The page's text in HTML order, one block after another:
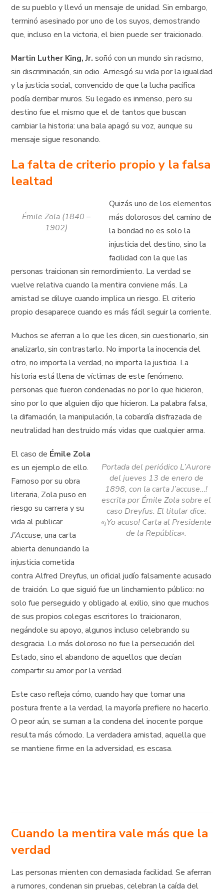
de su pueblo y llevó un mensaje de unidad. Sin embargo,
terminó asesinado por uno de los suyos, demostrando
que, incluso en la victoria, el bien puede ser traicionado.
Martin Luther King, Jr. soñó con un mundo sin racismo,
sin discriminación, sin odio. Arriesgó su vida por la igualdad
y la justicia social, convencido de que la lucha pacífica
podía derribar muros. Su legado es inmenso, pero su
destino fue el mismo que el de tantos que buscan
cambiar la historia: una bala apagó su voz, aunque su
mensaje sigue resonando.
La falta de criterio propio y la falsa
lealtad
Émile Zola (1840 –
1902)
Quizás uno de los elementos
más dolorosos del camino de
la bondad no es solo la
injusticia del destino, sino la
facilidad con la que las
personas traicionan sin remordimiento. La verdad se
vuelve relativa cuando la mentira conviene más. La
amistad se diluye cuando implica un riesgo. El criterio
propio desaparece cuando es más fácil seguir la corriente.
Muchos se aferran a lo que les dicen, sin cuestionarlo, sin
analizarlo, sin contrastarlo. No importa la inocencia del
otro, no importa la verdad, no importa la justicia. La
historia está llena de víctimas de este fenómeno:
personas que fueron condenadas no por lo que hicieron,
sino por lo que alguien dijo que hicieron. La palabra falsa,
la difamación, la manipulación, la cobardía disfrazada de
neutralidad han destruido más vidas que cualquier arma.
Portada del periódico L’Aurore
del jueves 13 de enero de
1898, con la carta J’accuse…!
escrita por Émile Zola sobre el
caso Dreyfus. El titular dice:
«¡Yo acuso! Carta al Presidente
de la República».
El caso de Émile Zola
es un ejemplo de ello.
Famoso por su obra
literaria, Zola puso en
riesgo su carrera y su
vida al publicar
J’Accuse, una carta
abierta denunciando la
injusticia cometida
contra Alfred Dreyfus, un oficial judío falsamente acusado
de traición. Lo que siguió fue un linchamiento público: no
solo fue perseguido y obligado al exilio, sino que muchos
de sus propios colegas escritores lo traicionaron,
negándole su apoyo, algunos incluso celebrando su
desgracia. Lo más doloroso no fue la persecución del
Estado, sino el abandono de aquellos que decían
compartir su amor por la verdad.
Este caso refleja cómo, cuando hay que tomar una
postura frente a la verdad, la mayoría prefiere no hacerlo.
O peor aún, se suman a la condena del inocente porque
resulta más cómodo. La verdadera amistad, aquella que
se mantiene firme en la adversidad, es escasa.
Cuando la mentira vale más que la
verdad
Las personas mienten con demasiada facilidad. Se aferran
a rumores, condenan sin pruebas, celebran la caída del